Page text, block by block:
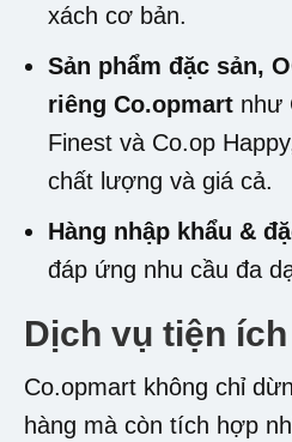
xách cơ bản.
Sản phẩm đặc sản,
riêng Co.opmart như
Finest và Co.op
chất lượng và giá cả.
Hàng nhập khẩu &
đáp ứng nhu cầu đa
Dịch vụ tiện
Co.opmart không chỉ
hàng mà còn tích hợp